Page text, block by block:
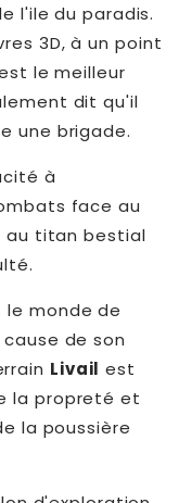
l'ile du paradis.
3D, à un point
le meilleur
dit qu'il
une brigade.
à
face au
au titan bestial
le monde de
de son
Livail est
la propreté et
la poussière